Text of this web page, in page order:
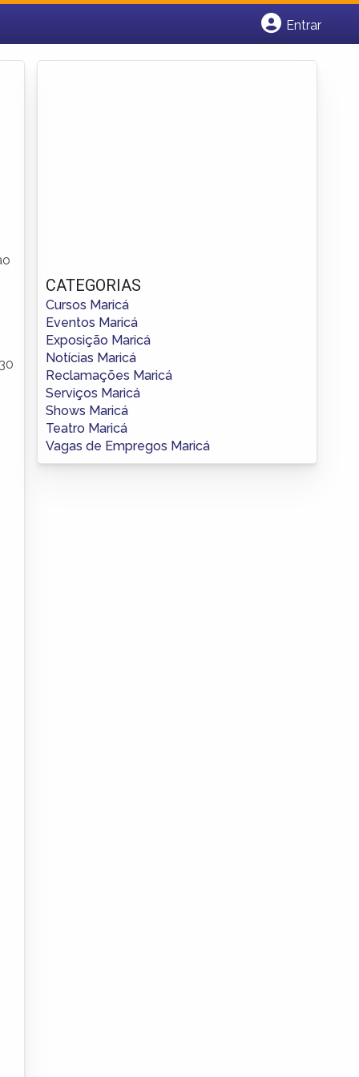
Entrar
CATEGORIAS
Cursos Maricá
Eventos Maricá
Exposição Maricá
Notícias Maricá
Reclamações Maricá
Serviços Maricá
Shows Maricá
Teatro Maricá
Vagas de Empregos Maricá